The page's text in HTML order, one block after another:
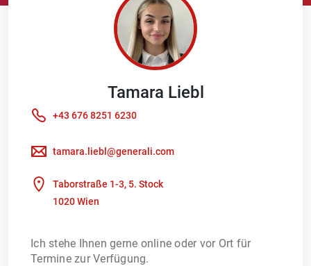
Tamara Liebl
+43 676 8251 6230
tamara.liebl@generali.com
Taborstraße 1-3, 5. Stock
1020 Wien
Ich stehe Ihnen gerne online oder vor Ort für
Termine zur Verfügung.